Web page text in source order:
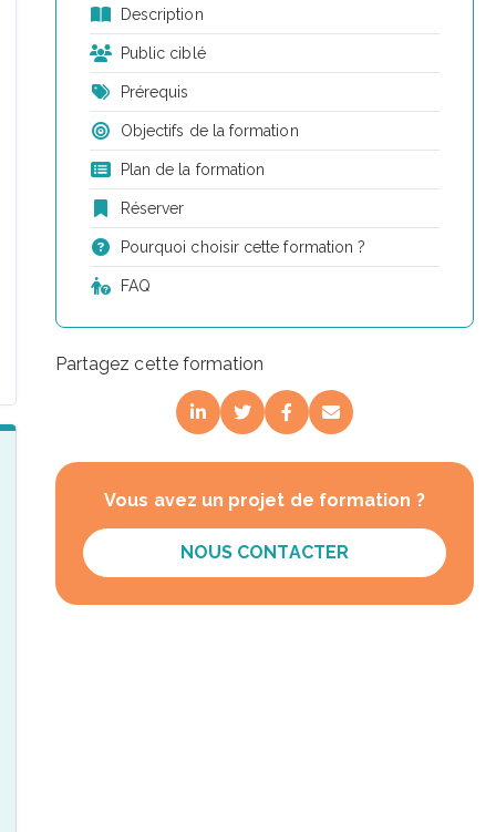
Description
Public ciblé
Prérequis
Objectifs de la formation
Plan de la formation
Réserver
Pourquoi choisir cette formation ?
FAQ
Partagez cette formation
Vous avez un projet de formation ?
NOUS CONTACTER